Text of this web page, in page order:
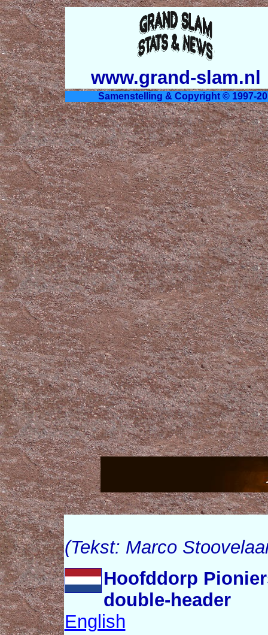
www.grand-slam.nl
Samenstelling & Copyright © 1997-
(Tekst: Marco
Hoofddorp
double-header
English